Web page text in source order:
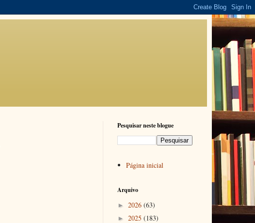
Pesquisar neste blogue
Página inicial
Arquivo
► 2026 (63)
► 2025 (183)